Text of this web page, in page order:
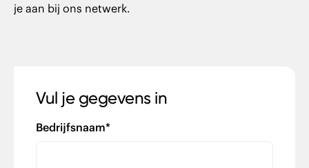
je aan bij ons netwerk.
Vul je gegevens in
Bedrijfsnaam*